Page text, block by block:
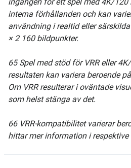
interna förhållanden och kan
användning i realtid eller
× 2 160 bildpunkter.
65 Spel med stöd för VRR eller
resultaten kan variera beroende
Om VRR resulterar i oväntade
som helst stänga av det.
66 VRR-kompatibilitet varierar
hittar mer information i